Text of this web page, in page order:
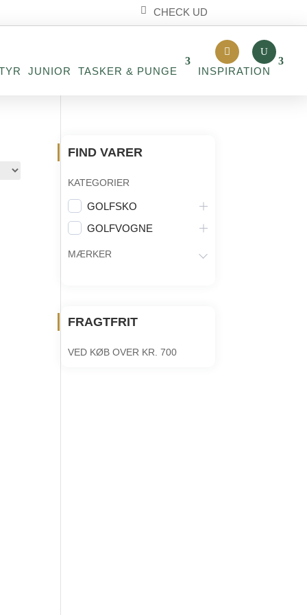
CHECK UD
JUNIOR TASKER & PUNGE INSPIRATION
FIND VARER
KATEGORIER
GOLFSKO
GOLFVOGNE
MÆRKER
FRAGTFRIT
VED KØB OVER KR. 700